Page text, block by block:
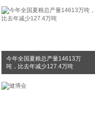
今年全国夏粮总产量14613万
吨，比去年减少127.4万吨